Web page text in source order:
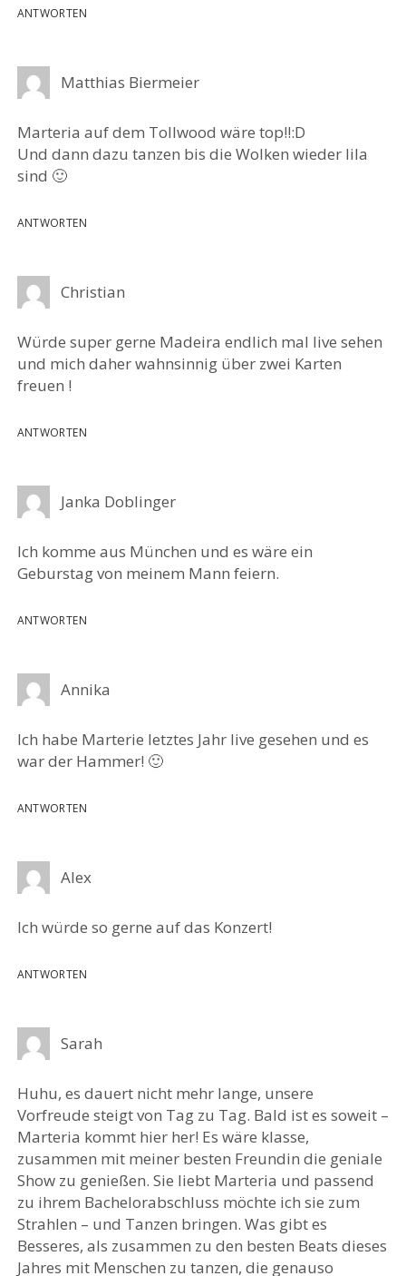
ANTWORTEN
Matthias Biermeier
Marteria auf dem Tollwood wäre top!!:D
Und dann dazu tanzen bis die Wolken wieder lila
sind 🙂
ANTWORTEN
Christian
Würde super gerne Madeira endlich mal live sehen
und mich daher wahnsinnig über zwei Karten
freuen !
ANTWORTEN
Janka Doblinger
Ich komme aus München und es wäre ein
Geburstag von meinem Mann feiern.
ANTWORTEN
Annika
Ich habe Marterie letztes Jahr live gesehen und es
war der Hammer! 🙂
ANTWORTEN
Alex
Ich würde so gerne auf das Konzert!
ANTWORTEN
Sarah
Huhu, es dauert nicht mehr lange, unsere
Vorfreude steigt von Tag zu Tag. Bald ist es soweit –
Marteria kommt hier her! Es wäre klasse,
zusammen mit meiner besten Freundin die geniale
Show zu genießen. Sie liebt Marteria und passend
zu ihrem Bachelorabschluss möchte ich sie zum
Strahlen – und Tanzen bringen. Was gibt es
Besseres, als zusammen zu den besten Beats dieses
Jahres mit Menschen zu tanzen, die genauso